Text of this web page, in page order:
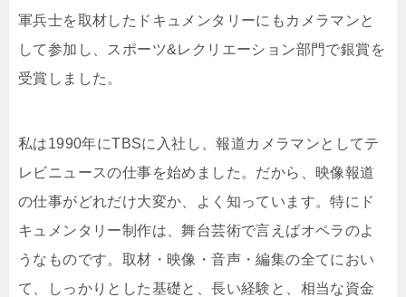
軍兵士を取材したドキュメンタリーにもカメラマンと
して参加し、スポーツ&レクリエーション部門で銀賞を
受賞しました。
私は1990年にTBSに入社し、報道カメラマンとしてテ
レビニュースの仕事を始めました。だから、映像報道
の仕事がどれだけ大変か、よく知っています。特にド
キュメンタリー制作は、舞台芸術で言えばオペラのよ
うなものです。取材・映像・音声・編集の全てにおい
て、しっかりとした基礎と、長い経験と、相当な資金